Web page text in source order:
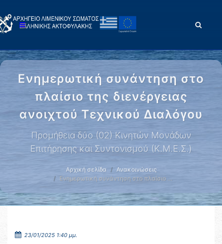
Ενημερωτική συνάντηση στο
πλαίσιο της διενέργειας
ανοιχτού Τεχνικού Διαλόγου
Προμήθεια δύο (02) Κινητών Μονάδων
Επιτήρησης και Συντονισμού (Κ.Μ.Ε.Σ.)
Αρχική σελίδα
Ανακοινώσεις
Ενημερωτική συνάντηση στο πλαίσιο …
23/01/2025 1:40 μμ.